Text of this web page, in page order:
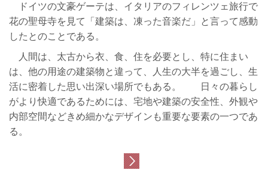
ドイツの文豪ゲーテは、イタリアのフィレンツェ旅行で
花の聖母寺を見て「建築は、凍った音楽だ」と言って感動
したとのことである。
人間は、太古から衣、食、住を必要とし、特に住まい
は、他の用途の建築物と違って、人生の大半を過ごし、生
活に密着した思い出深い場所でもある。 日々の暮らし
がより快適であるためには、宅地や建築の安全性、外観や
内部空間などきめ細かなデザインも重要な要素の一つであ
る。